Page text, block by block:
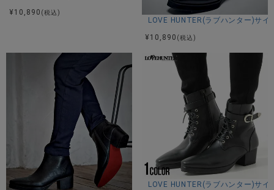
¥ 10,890 (税込)
LOVE HUNTER(ラブハンター)サ
¥ 10,890 (税込)
LOVE HUNTER(ラブハンター)サ